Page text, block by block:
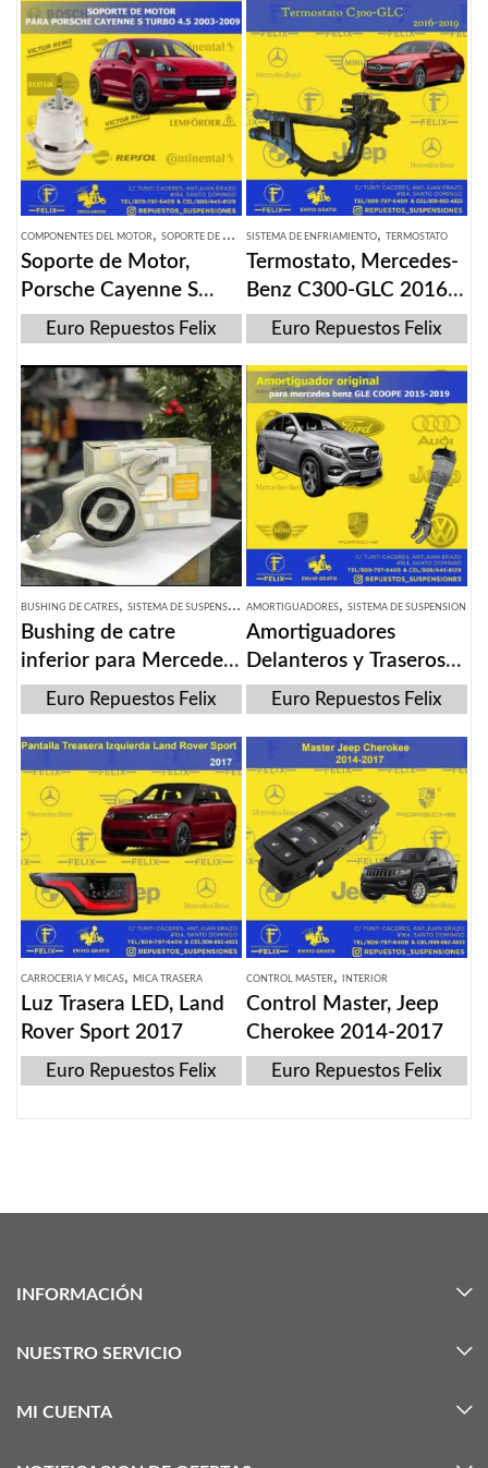
COMPONENTES DEL MOTOR, SOPORTE DE MOTOR
Soporte de Motor,
Porsche Cayenne S
turbo 4.5 2003-2009.
Euro Repuestos Felix
SISTEMA DE ENFRIAMIENTO, TERMOSTATO
Termostato, Mercedes-
Benz C300-GLC 2016-
2019Euro Repuestos Felix
BUSHING DE CATRES, SISTEMA DE SUSPENSION
Bushing de catre
inferior para Mercedes
Benz ML 350 2012-
2018
Euro Repuestos Felix
AMORTIGUADORES, SISTEMA DE SUSPENSION
Amortiguadores
Delanteros y Traseros
de Mercedes Benz Gle
Coope 2015-2019
Euro Repuestos Felix
CARROCERIA Y MICAS, MICA TRASERA
Luz Trasera LED, Land
Rover Sport 2017
Euro Repuestos Felix
CONTROL MASTER, INTERIOR
Control Master, Jeep
Cherokee 2014-2017
Euro Repuestos Felix
INFORMACIÓN
NUESTRO SERVICIO
MI CUENTA